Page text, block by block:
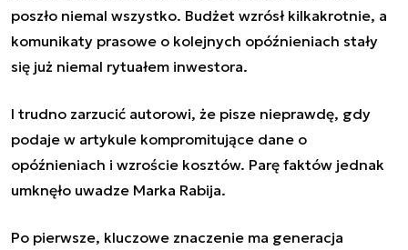
poszło niemal wszystko. Budżet wzrósł kilkakrotnie, a
komunikaty prasowe o kolejnych opóźnieniach stały
się już niemal rytuałem inwestora.
I trudno zarzucić autorowi, że pisze nieprawdę, gdy
podaje w artykule kompromitujące dane o
opóźnieniach i wzroście kosztów. Parę faktów jednak
umknęło uwadze Marka Rabija.
Po pierwsze, kluczowe znaczenie ma generacja